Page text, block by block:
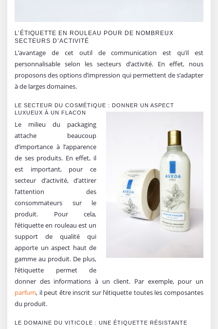
L’ÉTIQUETTE EN ROULEAU POUR DE NOMBREUX
SECTEURS D’ACTIVITÉ
L’avantage de cet outil de communication est qu’il est
personnalisable selon les secteurs d’activité. En effet, nous
proposons des options d’impression qui permettent de s’adapter
à de larges domaines.
LE SECTEUR DU COSMÉTIQUE : DONNER UN ASPECT
LUXUEUX À UN FLACON
Le milieu du packaging
attache beaucoup
d’importance à l’apparence
de ses produits. En effet, il
est important, pour ce
secteur d’activité, d’attirer
l’attention des
consommateurs sur le
produit. Pour cela,
l’étiquette en rouleau est un
support de qualité qui
apporte un aspect haut de
gamme au produit. De plus,
l’étiquette permet de
donner des informations à un client. Par exemple, pour un
parfum, il peut être inscrit sur l’étiquette toutes les composantes
du produit.
LE DOMAINE DU VITICOLE : UNE ÉTIQUETTE RÉSISTANTE